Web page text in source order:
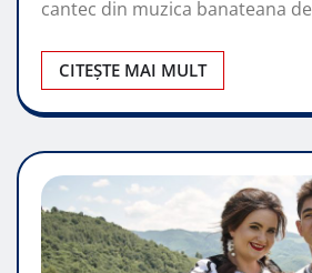
cantec din muzica banateana de
CITEȘTE MAI MULT